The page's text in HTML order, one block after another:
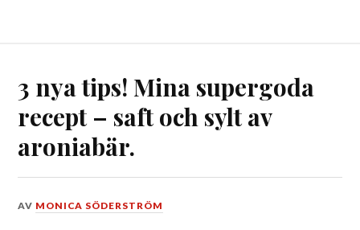
3 nya tips! Mina supergoda
recept – saft och sylt av
aroniabär.
DEN
AV MONICA SÖDERSTRÖM